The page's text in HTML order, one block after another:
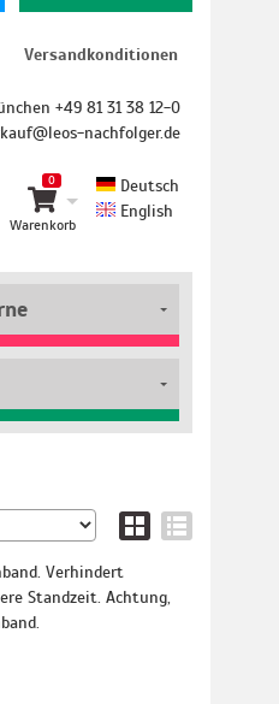
Versandkonditionen
+49 81 31 38 12-0
nachfolger.de
0
Warenkorb
Deutsch
English
Verhindert
Standzeit. Achtung,